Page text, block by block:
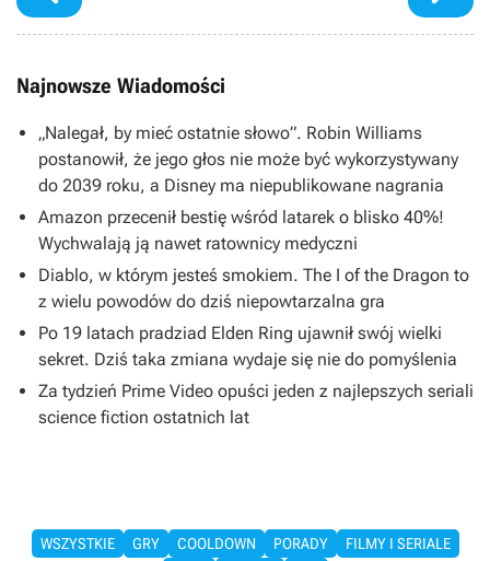
Najnowsze Wiadomości
„Nalegał, by mieć ostatnie słowo”. Robin Williams
postanowił, że jego głos nie może być wykorzystywany
do 2039 roku, a Disney ma niepublikowane nagrania
Amazon przecenił bestię wśród latarek o blisko 40%!
Wychwalają ją nawet ratownicy medyczni
Diablo, w którym jesteś smokiem. The I of the Dragon to
z wielu powodów do dziś niepowtarzalna gra
Po 19 latach pradziad Elden Ring ujawnił swój wielki
sekret. Dziś taka zmiana wydaje się nie do pomyślenia
Za tydzień Prime Video opuści jeden z najlepszych seriali
science fiction ostatnich lat
WSZYSTKIE GRY COOLDOWN PORADY
FILMY I SERIALE